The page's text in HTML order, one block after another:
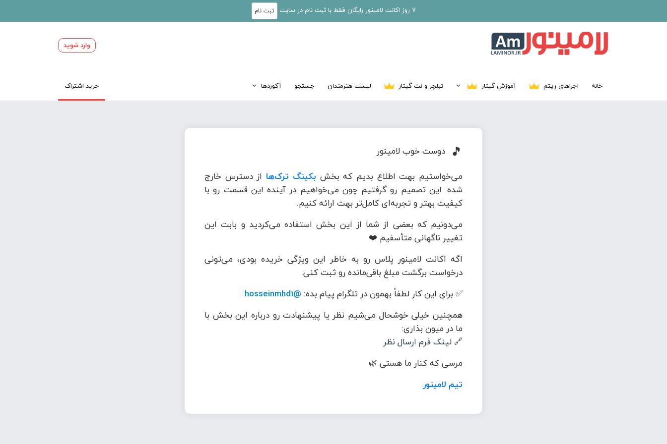
7 روز اکانت لامینور رایگان فقط با ثبت نام در سایت ثبت نام
وارد شوید
خانه اجراهای ریتم آموزش گیتار تبلچر و نت گیتار لیست هنرمندان جستجو آکوردها خرید اشتراک
🎵 دوست خوب لامینور
می‌خواستیم بهت اطلاع بدیم که بخش بکینگ ترک‌ها از دسترس خارج
شده. این تصمیم رو گرفتیم چون می‌خواهیم در آینده این قسمت رو با
کیفیت بهتر و تجربه‌ای کامل‌تر بهت ارائه کنیم.
می‌دونیم که بعضی از شما از این بخش استفاده می‌کردید و بابت این
تغییر ناگهانی متأسفیم ❤️
اگه اکانت لامینور پلاس رو به خاطر این ویژگی خریده بودی، می‌تونی
درخواست برگشت مبلغ باقی‌مانده رو ثبت کنی.
✅ برای این کار لطفاً بهمون در تلگرام پیام بده: @hosseinmhd1
همچنین خیلی خوشحال می‌شیم نظر یا پیشنهادت رو درباره این بخش با
ما در میون بذاری:
🔗 لینک فرم ارسال نظر
مرسی که کنار ما هستی 🌿
تیم لامینور